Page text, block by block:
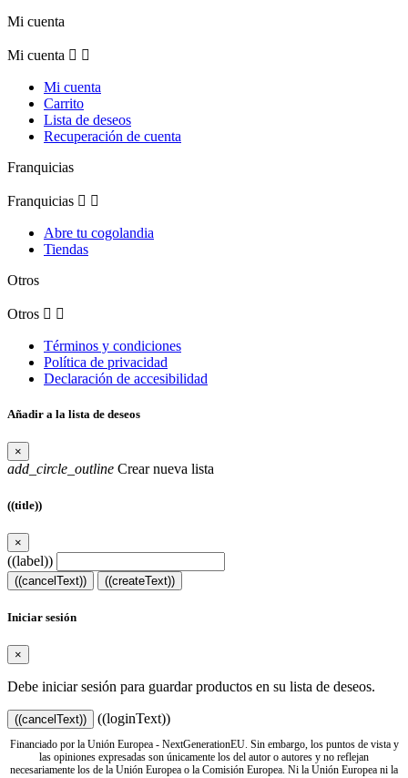
Mi cuenta
Mi cuenta  
Mi cuenta
Carrito
Lista de deseos
Recuperación de cuenta
Franquicias
Franquicias  
Abre tu cogolandia
Tiendas
Otros
Otros  
Términos y condiciones
Política de privacidad
Declaración de accesibilidad
Añadir a la lista de deseos
×
add_circle_outline Crear nueva lista
((title))
×
((label))
((cancelText)) ((createText))
Iniciar sesión
×
Debe iniciar sesión para guardar productos en su lista de deseos.
((cancelText)) ((loginText))
Financiado por la Unión Europea - NextGenerationEU. Sin embargo, los puntos de vista y
las opiniones expresadas son únicamente los del autor o autores y no reflejan
necesariamente los de la Unión Europea o la Comisión Europea. Ni la Unión Europea ni la